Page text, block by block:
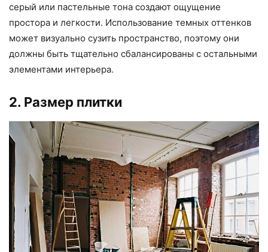
серый или пастельные тона создают ощущение
простора и легкости. Использование темных оттенков
может визуально сузить пространство, поэтому они
должны быть тщательно сбалансированы с остальными
элементами интерьера.
2. Размер плитки